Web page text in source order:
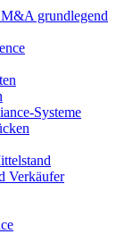
grundlegend
Systeme
Verkäufer